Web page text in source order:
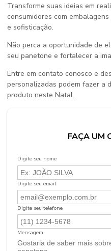
Transforme suas ideias em
consumidores com
e sofisticação.
Não perca a oportunidade de
seu panetone e fortalecer a
Entre em contato conosco e
personalizadas podem fazer a
produto neste Natal.
FAÇA UM
Digite seu nome
Digite seu email
Digite seu telefone
Mensagem